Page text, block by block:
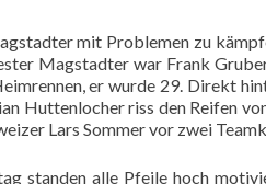
mit Problemen zu
Magstadter war Frank
er wurde 29. Direkt
Huttenlocher riss den Reifen
Lars Sommer vor zwei
standen alle Pfeile hoch